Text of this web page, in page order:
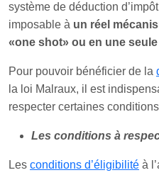
système de déduction
imposable à un réel
«one shot» ou en une
Pour pouvoir bénéficier de la
la loi Malraux, il est
respecter certaines
Les conditions à
Les conditions d’éligibilité à